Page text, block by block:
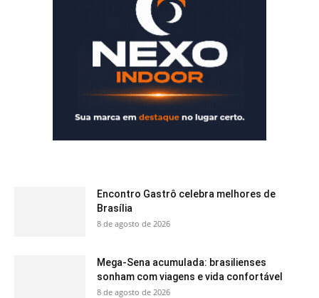
Encontro Gastrô celebra melhores de
Brasília
8 de agosto de 2026
Mega-Sena acumulada: brasilienses
sonham com viagens e vida confortável
8 de agosto de 2026